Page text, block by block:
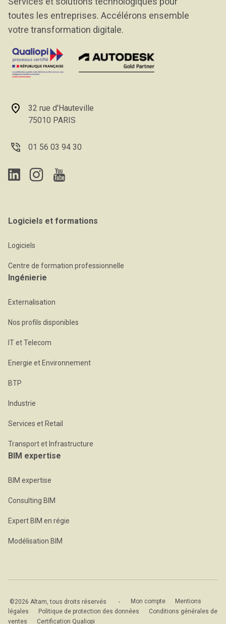
toutes les entreprises. Accélérons ensemble
votre transformation digitale.
32 rue d'Hauteville
75010 PARIS
01 56 03 94 30
Logiciels et formations
Logiciels
Centre de formation professionnelle
Ingénierie
Externalisation
Nos profils disponibles
IT et Telecom
Energie et Environnement
BTP
Industrie
Services et Retail
Transport et Infrastructure
BIM expertise
BIM expertise
Consulting BIM
Expert BIM en régie
Modélisation BIM
©2026 Altam, tous droits réservés - Mon compte
Mentions
légales
Politique de protection des données
Conditions générales de
ventes
Certification Qualiopi